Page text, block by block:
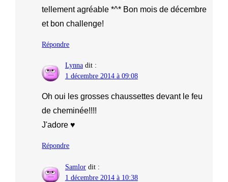
tellement agréable *^* Bon mois de décembre
et bon challenge!
Répondre
Lynna dit :
1 décembre 2014 à 09:08
Oh oui les grosses chaussettes devant le feu
de cheminée!!!!
J'adore ♥
Répondre
Samlor dit :
1 décembre 2014 à 10:38